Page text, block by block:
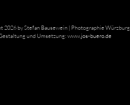
2026 by Stefan Bausewein | Photographie Würzburg
und Umsetzung: www.jos-buero.de